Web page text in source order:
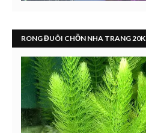
RONG ĐUÔI CHỒN NHA TRANG 20K